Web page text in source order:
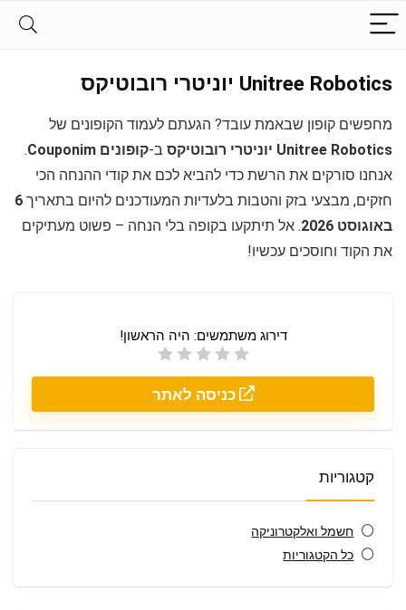
Unitree Robotics יוניטרי רובוטיקס
מחפשים קופון שבאמת עובד? הגעתם לעמוד הקופונים של
Unitree Robotics יוניטרי רובוטיקס
ב-קופונים Couponim
.
אנחנו סורקים את הרשת כדי להביא לכם את קודי ההנחה הכי
חזקים, מבצעי בזק והטבות בלעדיות המעודכנים להיום בתאריך 6
באוגוסט 2026
. אל תיתקעו בקופה בלי הנחה – פשוט מעתיקים
את הקוד וחוסכים עכשיו!
דירוג משתמשים: היה הראשון!
כניסה לאתר
קטגוריות
חשמל ואלקטרוניקה
כל הקטגוריות